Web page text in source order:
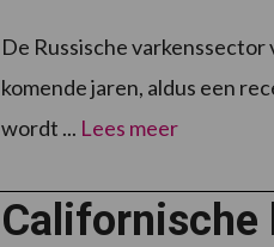
De Russische
komende jaren, aldus een
wordt ... Lees meer
Californische